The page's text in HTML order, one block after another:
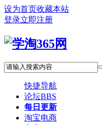
设为首页收藏本站
登录立即注册
快捷导航
论坛BBS
每日更新
淘宝电商